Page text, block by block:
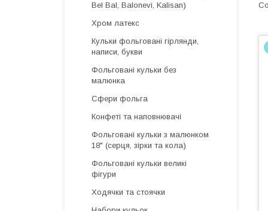
Bel Bal, Balonevi, Kalisan)
Хром латекс
Кульки фольговані гірлянди,
написи, букви
Фольговані кульки без
малюнка
Сфери фольга
Конфеті та наповнювачі
Фольговані кульки з малюнком
18" (серця, зірки та кола)
Фольговані кульки великі
фігури
Ходячки та стоячки